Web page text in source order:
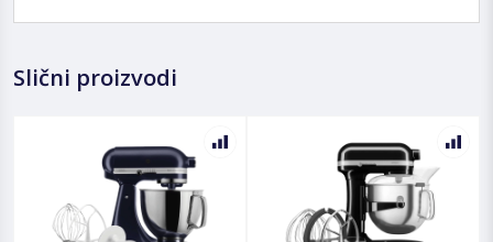
Slični proizvodi